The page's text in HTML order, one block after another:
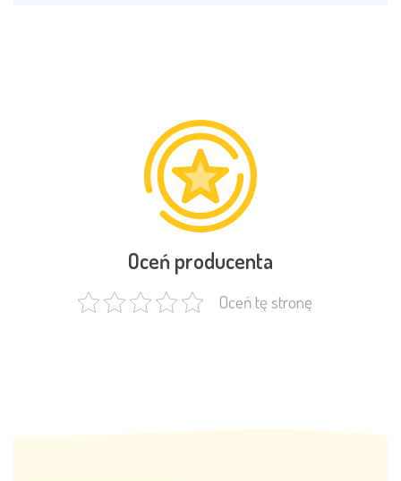
Oceń producenta
Oceń tę stronę